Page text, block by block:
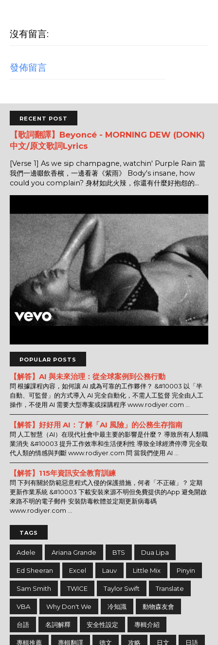
沒有留言:
發佈留言
RECENT POST
【歌詞翻譯】Beyoncé - MORNING DEW (DONK)
中文/原文歌詞Lyrics
[Verse 1] As we sip champagne, watchin' Purple Rain 當
我們一邊啜飲香檳，一邊看著《紫雨》 Body's insane, how
could you complain? 身材如此火辣，你還有什麼好抱怨的...
POPULAR POSTS
【解答】AI 與未來治理：從全球案例到公務行動
問 根據課程內容，如何讓 AI 成為可靠的工作夥伴？ &#10003 以「半
自動、可監督」的方式導入 AI 完全自動化，不需人工監督 完全由人工
操作，不使用 AI 需要大型專案或採購程序 www.rodiyer.com ...
【解答】好好用 AI：了解「AI 風險」的公務生存指南
問 人工智慧（AI）在現代社會中最主要的影響是什麼？ 導致所有人類職
業消失 &#10003 提升工作效率和生活便利性 導致全球經濟停滯 完全取
代人類的情感與判斷 www.rodiyer.com 問 當我們使用 AI ...
【解答】115年資訊安全教育訓練
問 下列有關於防範惡意程式入侵的保護措施，何者「不正確」？ 定期
更新作業系統 &#10003 下載安裝來源不明但免費提供的App 避免開啟
來路不明的電子郵件 安裝防毒軟體並定期更新病毒碼
www.rodiyer.com ...
TAGS
Adele Ariana Grande BTS Dua Lipa
Ed Sheeran Excel Lauv Little Mix Pinyin
Sam Smith TWICE Taylor Swift Translate
VBA Why Don't We 冷知識 動物森友會
台語 名詞解釋 安全性設定 專輯介紹
專輯推薦 專輯翻譯 德文 攻略 日文 日語